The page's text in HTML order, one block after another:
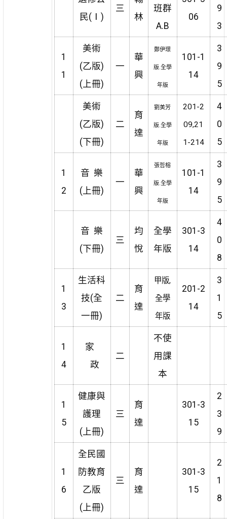
民(Ⅰ)
三
林
班群
A.B
06
9
3
1
1
美術
(乙版)
(上冊)
一
華
興
鄭伊璟
版.全學
年版
101-1
14
3
9
5
美術
(乙版)
(下冊)
二
育
達
劉美芳
版.全學
年版
201-2
09,21
1-214
4
0
5
1
2
音 樂
(上冊)
一
華
興
張哲榕
版.全學
年版
101-1
14
3
9
5
音 樂
(下冊)
三
均
悅
全學
年版
301-3
14
4
0
8
1
3
生活科
技(全
一冊)
二
育
達
甲版,
全學
年版
201-2
14
3
1
5
1
4
家
政
二
不使
用課
本
1
5
健康與
護理
(上冊)
三
育
達
301-3
15
2
3
9
1
6
全民國
防教育
乙版
(上冊)
三
育
達
301-3
15
2
1
8